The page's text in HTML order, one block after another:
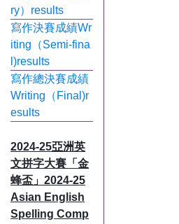
ry）results
寫作決賽成績Wr
iting（Semi-fina
l)results
寫作總決賽成績
Writing（Final)r
esults
2024-25亞洲英
文拼字大賽「金
蜂盃」2024-25
Asian English
Spelling Comp